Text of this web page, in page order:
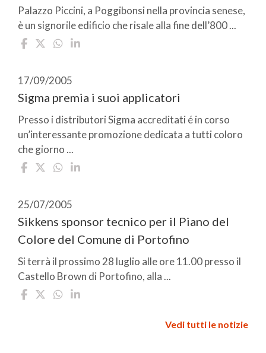
Palazzo Piccini, a Poggibonsi nella provincia senese,
è un signorile edificio che risale alla fine dell’800 ...
17/09/2005
Sigma premia i suoi applicatori
Presso i distributori Sigma accreditati é in corso
un’interessante promozione dedicata a tutti coloro
che giorno ...
25/07/2005
Sikkens sponsor tecnico per il Piano del
Colore del Comune di Portofino
Si terrà il prossimo 28 luglio alle ore 11.00 presso il
Castello Brown di Portofino, alla ...
Vedi tutti le notizie